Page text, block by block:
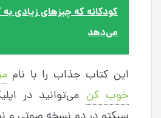
کودکانه که چیزهای زیادی
می‌دهد
این کتاب جذاب را با نام
خوب کن می‌توانید در